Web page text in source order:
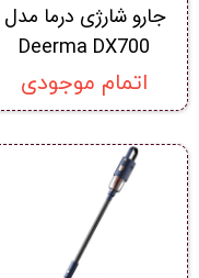
جارو شارژی درما مدل
Deerma DX700
اتمام موجودی